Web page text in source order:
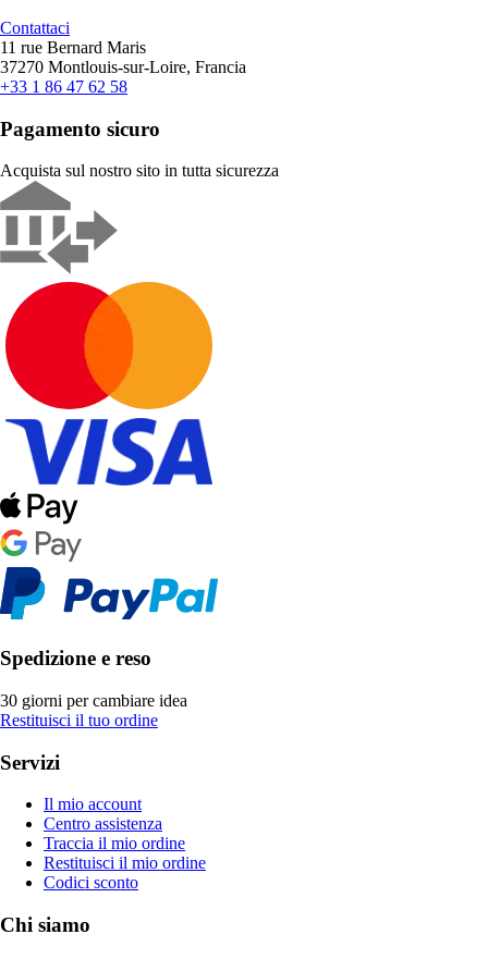
Contattaci
11 rue Bernard Maris
37270 Montlouis-sur-Loire, Francia
+33 1 86 47 62 58
Pagamento sicuro
Acquista sul nostro sito in tutta sicurezza
Spedizione e reso
30 giorni per cambiare idea
Restituisci il tuo ordine
Servizi
Il mio account
Centro assistenza
Traccia il mio ordine
Restituisci il mio ordine
Codici sconto
Chi siamo